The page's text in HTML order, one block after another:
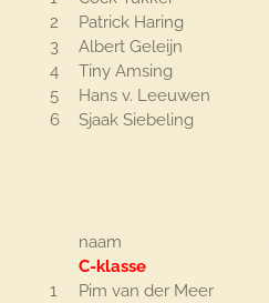
2
Patrick Haring
3
Albert Geleijn
4
Tiny Amsing
5
Hans v. Leeuwen
6
Sjaak Siebeling
naam
C-klasse
1
Pim van der Meer